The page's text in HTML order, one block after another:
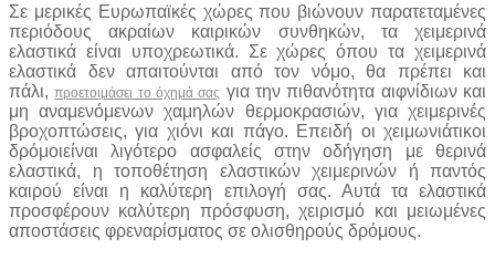
Σε μερικές Ευρωπαϊκές χώρες που βιώνουν παρατεταμένες
περιόδους ακραίων καιρικών συνθηκών, τα χειμερινά
ελαστικά είναι υποχρεωτικά. Σε χώρες όπου τα χειμερινά
ελαστικά δεν απαιτούνται από τον νόμο, θα πρέπει και
πάλι,προετοιμάσει το όχημά σας για την πιθανότητα αιφνίδιων και
μη αναμενόμενων χαμηλών θερμοκρασιών, για χειμερινές
βροχοπτώσεις, για χιόνι και πάγο. Επειδή οι χειμωνιάτικοι
δρόμοιείναι λιγότερο ασφαλείς στην οδήγηση με θερινά
ελαστικά, η τοποθέτηση ελαστικών χειμερινών ή παντός
καιρού είναι η καλύτερη επιλογή σας. Αυτά τα ελαστικά
προσφέρουν καλύτερη πρόσφυση, χειρισμό και μειωμένες
αποστάσεις φρεναρίσματος σε ολισθηρούς δρόμους.